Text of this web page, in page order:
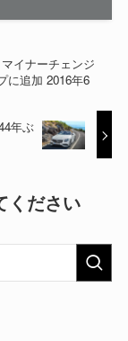
イナーチェンジ
に追加 2016年6
年ぶ
ください